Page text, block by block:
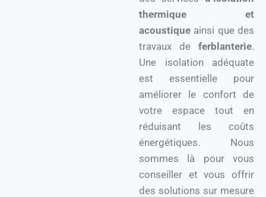
thermique et
acoustique ainsi que des
travaux de ferblanterie.
Une isolation adéquate
est essentielle pour
améliorer le confort de
votre espace tout en
réduisant les coûts
énergétiques. Nous
sommes là pour vous
conseiller et vous offrir
des solutions sur mesure